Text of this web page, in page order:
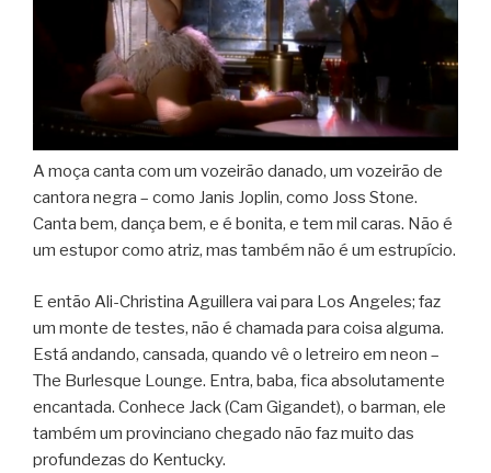
A moça canta com um vozeirão danado, um vozeirão de
cantora negra – como Janis Joplin, como Joss Stone.
Canta bem, dança bem, e é bonita, e tem mil caras. Não é
um estupor como atriz, mas também não é um estrupício.
E então Ali-Christina Aguillera vai para Los Angeles; faz
um monte de testes, não é chamada para coisa alguma.
Está andando, cansada, quando vê o letreiro em neon –
The Burlesque Lounge. Entra, baba, fica absolutamente
encantada. Conhece Jack (Cam Gigandet), o barman, ele
também um provinciano chegado não faz muito das
profundezas do Kentucky.